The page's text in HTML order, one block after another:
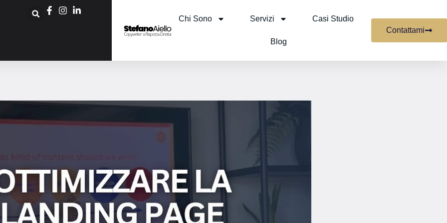
Chi Sono Servizi Casi Studio
Blog
Contattami